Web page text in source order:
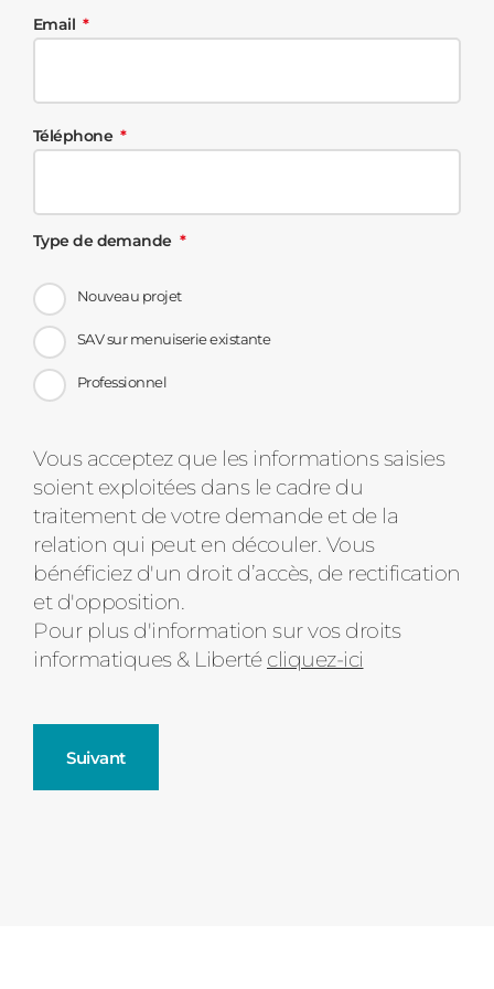
Email
Téléphone
Type de demande
Nouveau projet
SAV sur menuiserie existante
Professionnel
Message
d'état
Vous acceptez que les informations saisies
soient exploitées dans le cadre du
traitement de votre demande et de la
relation qui peut en découler. Vous
bénéficiez d'un droit d’accès, de rectification
et d'opposition.
Pour plus d'information sur vos droits
informatiques & Liberté cliquez-ici
Suivant